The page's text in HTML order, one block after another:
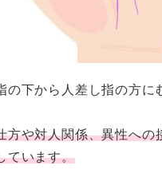
の下から人差し指の方に
方や対人関係、異性への
ています。